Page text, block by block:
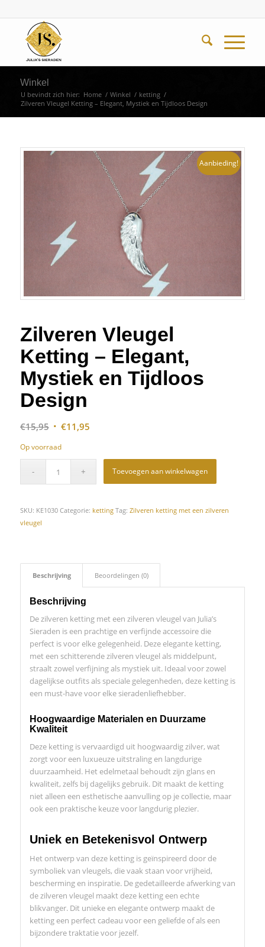
Winkel
U bevindt zich hier: Home / Winkel / ketting /
Zilveren Vleugel Ketting – Elegant, Mystiek en Tijdloos Design
Aanbieding!
Zilveren Vleugel
Ketting – Elegant,
Mystiek en Tijdloos
Design
€15,95 Oorspronkelijke
€15,95.
€11,95Huidige
€11,95.
Op voorraad
Toevoegen aan winkelwagen
SKU: KE1030 Categorie: ketting Tag: Zilveren ketting met een zilveren
vleugel
Beschrijving Beoordelingen (0)
Beschrijving
De zilveren ketting met een zilveren vleugel van Julia’s
Sieraden is een prachtige en verfijnde accessoire die
perfect is voor elke gelegenheid. Deze elegante ketting,
met een schitterende zilveren vleugel als middelpunt,
straalt zowel verfijning als mystiek uit. Ideaal voor zowel
dagelijkse outfits als speciale gelegenheden, deze ketting is
een must-have voor elke sieradenliefhebber.
Hoogwaardige Materialen en Duurzame
Kwaliteit
Deze ketting is vervaardigd uit hoogwaardig zilver, wat
zorgt voor een luxueuze uitstraling en langdurige
duurzaamheid. Het edelmetaal behoudt zijn glans en
kwaliteit, zelfs bij dagelijks gebruik. Dit maakt de ketting
niet alleen een esthetische aanvulling op je collectie, maar
ook een praktische keuze voor langdurig plezier.
Uniek en Betekenisvol Ontwerp
Het ontwerp van deze ketting is geïnspireerd door de
symboliek van vleugels, die vaak staan voor vrijheid,
bescherming en inspiratie. De gedetailleerde afwerking van
de zilveren vleugel maakt deze ketting een echte
blikvanger. Dit unieke en elegante ontwerp maakt de
ketting een perfect cadeau voor een geliefde of als een
bijzondere traktatie voor jezelf.